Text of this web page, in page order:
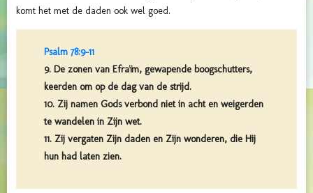
komt het met de daden ook wel goed.
Psalm 78:9-11
9. De zonen van Efraïm, gewapende boogschutters,
keerden om op de dag van de strijd.
10. Zij namen Gods verbond niet in acht en weigerden
te wandelen in Zijn wet.
11. Zij vergaten Zijn daden en Zijn wonderen, die Hij
hun had laten zien.